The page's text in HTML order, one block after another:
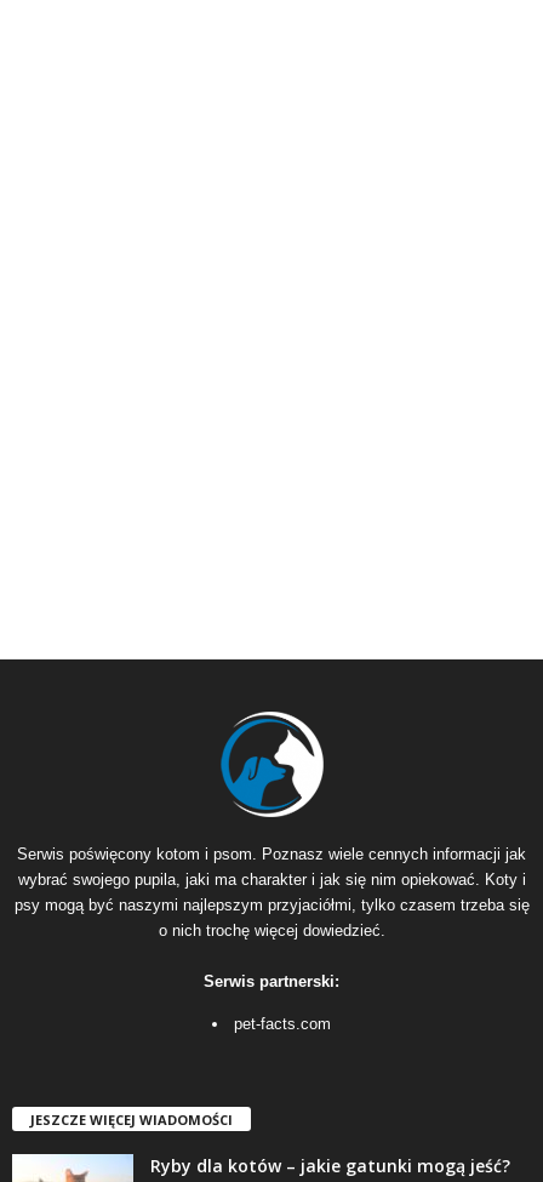
Serwis poświęcony kotom i psom. Poznasz wiele cennych informacji jak
wybrać swojego pupila, jaki ma charakter i jak się nim opiekować. Koty i
psy mogą być naszymi najlepszym przyjaciółmi, tylko czasem trzeba się
o nich trochę więcej dowiedzieć.
Serwis partnerski:
pet-facts.com
JESZCZE WIĘCEJ WIADOMOŚCI
Ryby dla kotów – jakie gatunki mogą jeść?